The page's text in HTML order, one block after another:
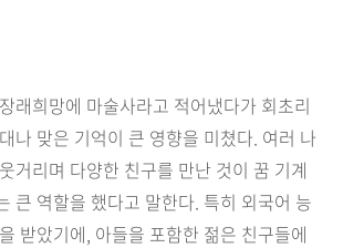
래희망에 마술사라고 적어냈다가 회초리
나 맞은 기억이 큰 영향을 미쳤다. 여러 나
거리며 다양한 친구를 만난 것이 꿈 기계
큰 역할을 했다고 말한다. 특히 외국어 능
받았기에, 아들을 포함한 젊은 친구들에